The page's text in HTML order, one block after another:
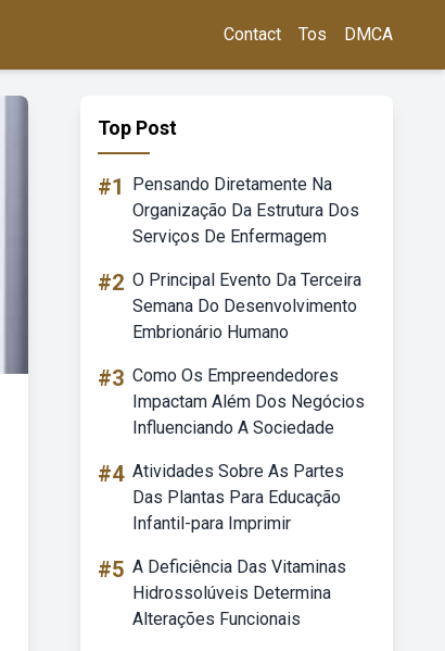
Contact Tos DMCA
Top Post
#1
Pensando Diretamente Na
Organização Da Estrutura Dos
Serviços De Enfermagem
#2 O Principal Evento Da Terceira
Semana Do Desenvolvimento
Embrionário Humano
#3 Como Os Empreendedores
Impactam Além Dos Negócios
Influenciando A Sociedade
#4 Atividades Sobre As Partes
Das Plantas Para Educação
Infantil-para Imprimir
#5 A Deficiência Das Vitaminas
Hidrossolúveis Determina
Alterações Funcionais